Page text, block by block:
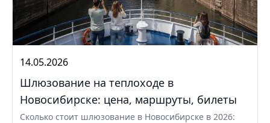
14.05.2026
Шлюзование на теплоходе в
Новосибирске: цена, маршруты, билеты
Сколько стоит шлюзование в Новосибирске в 2026: